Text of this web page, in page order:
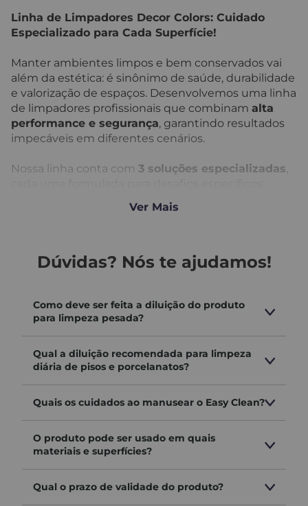
Linha de Limpadores Decor Colors: Cuidado
Especializado para Cada Superfície!
Manter ambientes limpos e bem conservados vai
além da estética: é sinônimo de saúde, durabilidade
e valorização de espaços. Desenvolvemos uma linha
de limpadores profissionais que combinam alta
performance e segurança, garantindo resultados
impecáveis em diferentes cenários.
Nossa linha conta com 3 soluções especializadas,
desengordurante potente:ideal para eliminar
áreas externas.
desincrustante profissional:
remove sujeiras
rústicos e superfícies expostas ao tempo, sem
danificar o material.
revitalizador de obras:
dissolve resíduos de construção, como cimento e
rejunte, além de revitalizar superfícies antigas,
preparando-as para novos acabamentos.
Ver Mais
Dúvidas? Nós te ajudamos!
Como deve ser feita a diluição do produto
para limpeza pesada?
Qual a diluição recomendada para limpeza
diária de pisos e porcelanatos?
Quais os cuidados ao manusear o Easy Clean?
O produto pode ser usado em quais
materiais e superfícies?
Qual o prazo de validade do produto?